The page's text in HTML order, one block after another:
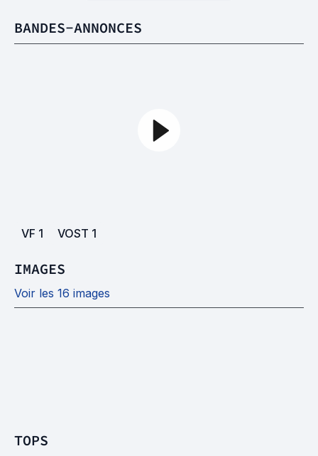
BANDES-ANNONCES
VF 1 VOST 1
IMAGES
Voir les 16 images
TOPS